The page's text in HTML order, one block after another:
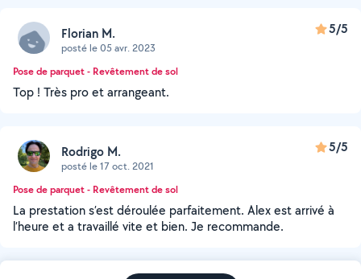
Florian M.
posté le 05 avr. 2023
5/5
Pose de parquet - Revêtement de sol
Top ! Très pro et arrangeant.
Rodrigo M.
posté le 17 oct. 2021
5/5
Pose de parquet - Revêtement de sol
La prestation s’est déroulée parfaitement. Alex est arrivé à
l’heure et a travaillé vite et bien. Je recommande.